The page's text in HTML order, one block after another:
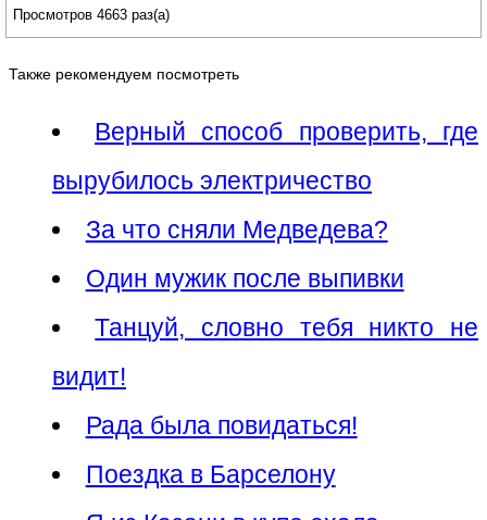
Просмотров 4663 раз(а)
Также рекомендуем посмотреть
Верный способ проверить, где
вырубилось электричество
За что сняли Медведева?
Один мужик после выпивки
Танцуй, словно тебя никто не
видит!
Рада была повидаться!
Поездка в Барселону